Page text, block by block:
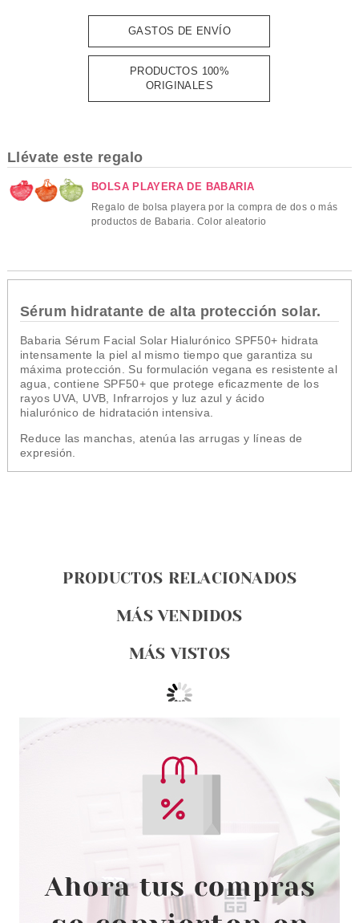
GASTOS DE ENVÍO
PRODUCTOS 100%
ORIGINALES
Llévate este regalo
BOLSA PLAYERA DE BABARIA
Regalo de bolsa playera por la compra de dos o más
productos de Babaria. Color aleatorio
Sérum hidratante de alta protección solar.
Babaria Sérum Facial Solar Hialurónico SPF50+ hidrata
intensamente la piel al mismo tiempo que garantiza su
máxima protección. Su formulación vegana es resistente al
agua, contiene SPF50+ que protege eficazmente de los
rayos UVA, UVB, Infrarrojos y luz azul y ácido
hialurónico de hidratación intensiva.
Reduce las manchas, atenúa las arrugas y líneas de
expresión.
PRODUCTOS RELACIONADOS
MÁS VENDIDOS
MÁS VISTOS
BONDI SANDS
BONDI SANDS ZINC LOCION
FACIAL MINERAL SPF50+ 60 ML